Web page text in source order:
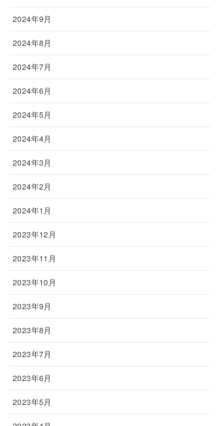
2024年9月
2024年8月
2024年7月
2024年6月
2024年5月
2024年4月
2024年3月
2024年2月
2024年1月
2023年12月
2023年11月
2023年10月
2023年9月
2023年8月
2023年7月
2023年6月
2023年5月